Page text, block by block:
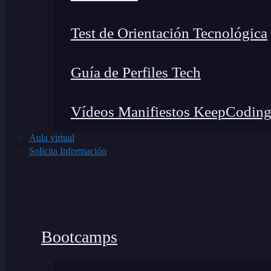
Test de Orientación Tecnológica
Guía de Perfiles Tech
Vídeos Manifiestos KeepCoding
Aula virtual
Solicita Información
Bootcamps